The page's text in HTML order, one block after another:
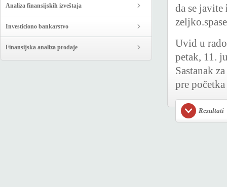
Analiza finansijskih izveštaja
Investiciono bankarstvo
Finansijska analiza prodaje
da se javite
Uvid u
petak, 11.
Sastanak
pre
Rezultati